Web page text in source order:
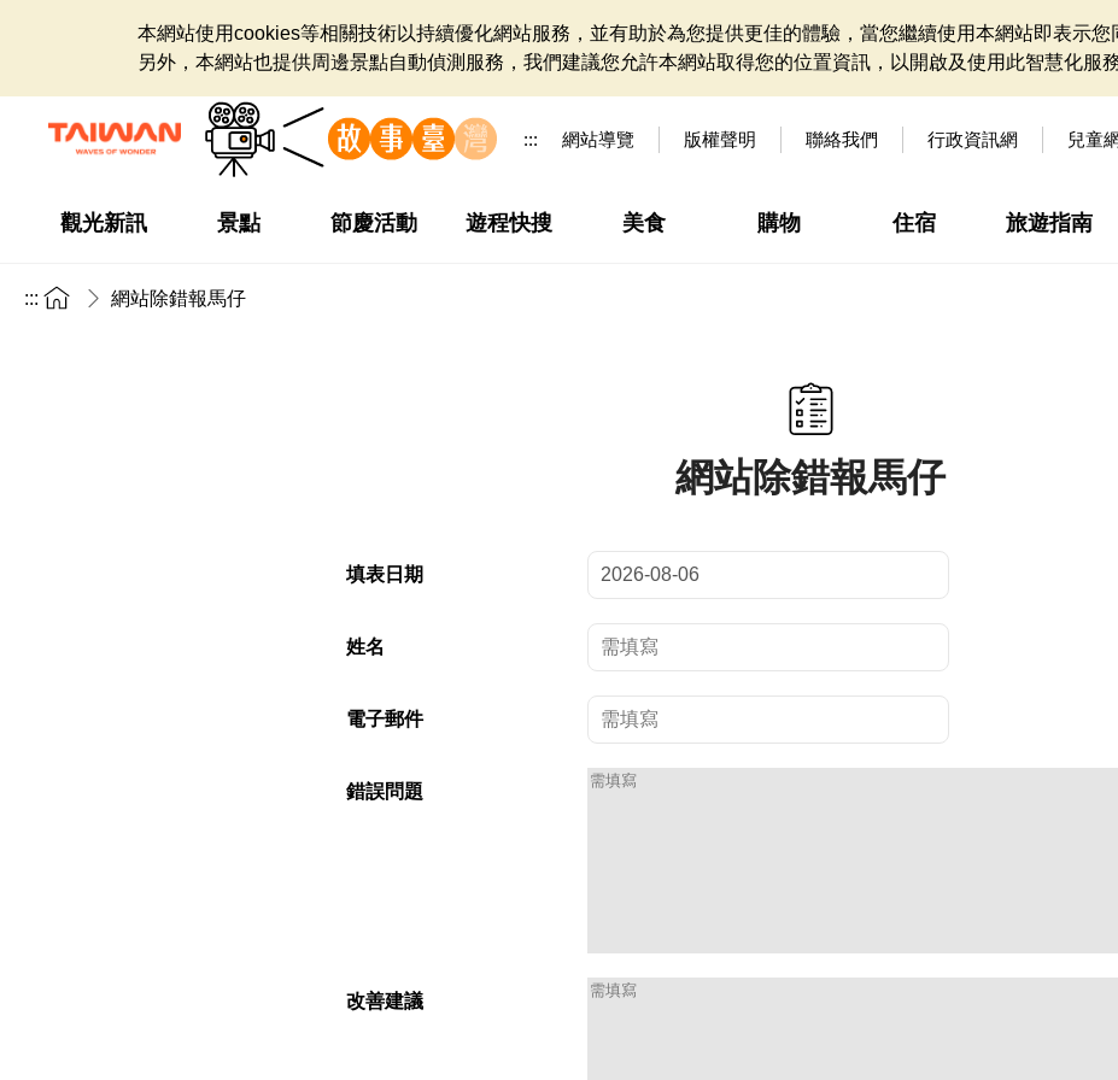
本網站使用cookies等相關技術以持續優化網站服務，並有助於為您提供更佳的體驗，當您繼續使用本網站即表示您
另外，本網站也提供周邊景點自動偵測服務，我們建議您允許本網站取得您的位置資訊，以開啟及使用此智慧化服務
::: 網站導覽 版權聲明 聯絡我們 行政資訊網 兒童
觀光新訊 景點 節慶活動 遊程快搜 美食 購物 住宿 旅遊指南
::: 網站除錯報馬仔
網站除錯報馬仔
填表日期
姓名
電子郵件
錯誤問題
改善建議